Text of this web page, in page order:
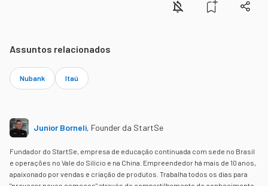
Assuntos relacionados
Nubank Itaú
Junior Borneli, Founder da StartSe
Fundador do StartSe, empresa de educação continuada com sede no Brasil
e operações no Vale do Silício e na China. Empreendedor há mais de 10 anos,
apaixonado por vendas e criação de produtos. Trabalha todos os dias para